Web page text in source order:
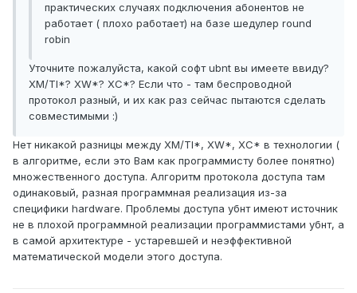
практических случаях подключения абонентов не
работает ( плохо работает) на базе шедулер round
robin
Уточните пожалуйста, какой софт ubnt вы имеете ввиду?
XM/TI*? XW*? XC*? Если что - там беспроводной
протокол разный, и их как раз сейчас пытаются сделать
совместимыми :)
Нет никакой разницы между XM/TI*, XW*, XC* в технологии (
в алгоритме, если это Вам как программисту более понятно)
множественного доступа. Алгоритм протокола доступа там
одинаковый, разная программная реализация из-за
специфики hardware. Проблемы доступа убнт имеют источник
не в плохой программной реализации программистами убнт, а
в самой архитектуре - устаревшей и неэффективной
математической модели этого доступа.